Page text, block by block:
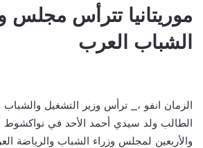
موريتانيا تترأس مجلس
الشباب العرب
الزمان انفو ،_ ترأس وزير التشغيل والشباب
الطالب ولد سيدي أحمد الأحد في نواكشوط
والأربعين لمجلس وزراء الشباب والرياضة